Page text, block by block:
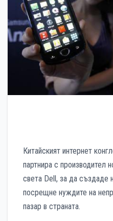
Китайският интернет
партнира с производител
света Dell, за да създаде
посрещне нуждите на
пазар в страната.